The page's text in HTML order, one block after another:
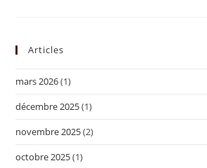
Articles
mars 2026(1)
décembre 2025(1)
novembre 2025(2)
octobre 2025(1)